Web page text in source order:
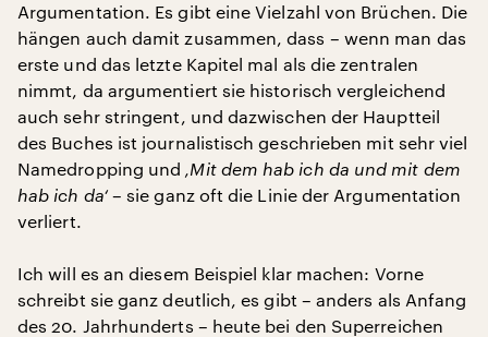
Argumentation. Es gibt eine Vielzahl von Brüchen. Die
hängen auch damit zusammen, dass – wenn man das
erste und das letzte Kapitel mal als die zentralen
nimmt, da argumentiert sie historisch vergleichend
auch sehr stringent, und dazwischen der Hauptteil
des Buches ist journalistisch geschrieben mit sehr viel
Namedropping und ‚Mit dem hab ich da und mit dem
hab ich da‘– sie ganz oft die Linie der Argumentation
verliert.
Ich will es an diesem Beispiel klar machen: Vorne
schreibt sie ganz deutlich, es gibt – anders als Anfang
des 20. Jahrhunderts – heute bei den Superreichen